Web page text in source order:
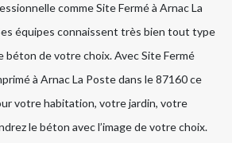
comme Site Fermé à Arnac La
équipes connaissent très bien tout type
béton de votre choix. Avec Site Fermé
à Arnac La Poste dans le 87160 ce
votre habitation, votre jardin, votre
le béton avec l’image de votre choix.